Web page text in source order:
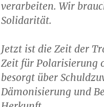
verarbeiten. Wir
Solidarität.
Jetzt ist die Zeit der
Zeit für Polarisierung
besorgt über
Dämonisierung und